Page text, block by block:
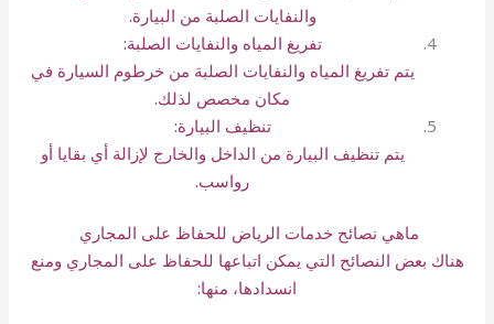
والنفايات الصلبة من البيارة.
تفريغ المياه والنفايات الصلبة:
يتم تفريغ المياه والنفايات الصلبة من خرطوم السيارة في
مكان مخصص لذلك.
تنظيف البيارة:
يتم تنظيف البيارة من الداخل والخارج لإزالة أي بقايا أو
رواسب.
ماهي نصائح خدمات الرياض للحفاظ على المجاري
هناك بعض النصائح التي يمكن اتباعها للحفاظ على المجاري ومنع
انسدادها، منها: